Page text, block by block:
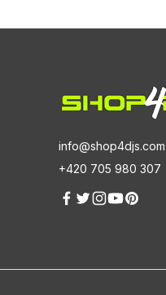
info@shop4djs.com
+420 705 980 307